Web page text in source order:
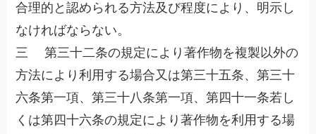
合理的と認められる方法及び程度により、明示し
なければならない。
三 第三十二条の規定により著作物を複製以外の
方法により利用する場合又は第三十五条、第三十
六条第一項、第三十八条第一項、第四十一条若し
くは第四十六条の規定により著作物を利用する場